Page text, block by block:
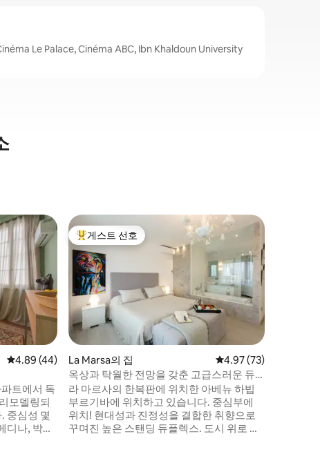
Le Palace, Cinéma ABC, Ibn Khaldoun University
평점 4.89점(5점 만점), 후기 44개
4.89 (44)
트에서 독
모델링되
디나, 박물
상위 게스트 선호
게스트 선호
La Marsa의 집 평점 4.97점(5점 만점
4.97 (73)
옥상과 탁월한 전망을 갖춘 고급스러운 듀
플렉스
라 마르사의 한복판에 위치한 아베뉴 하빕
부르기바에 위치하고 있습니다. 중심부에
위치! 현대성과 진정성을 결합한 취향으로
꾸며진 높은 스탠딩 듀플렉스. 도시 위로 지